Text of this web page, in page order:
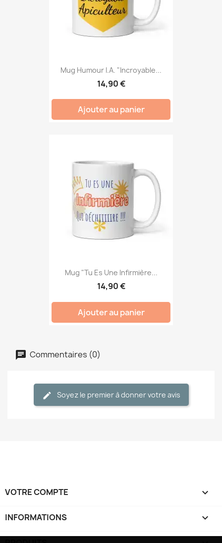
Mug Humour I.A. "Incroyable...
14,90 €
Ajouter au panier
Mug "Tu Es Une Infirmière...
14,90 €
Ajouter au panier
Commentaires (0)
Soyez le premier à donner votre avis
VOTRE COMPTE 
INFORMATIONS keyboard_arrow_down